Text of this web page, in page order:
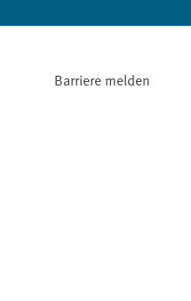
Barriere melden